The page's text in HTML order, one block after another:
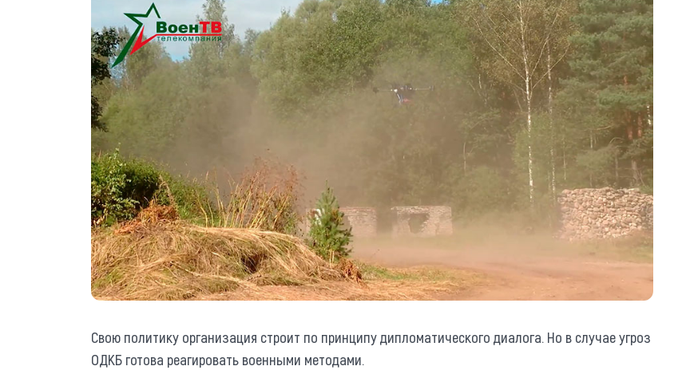
Свою политику организация строит по принципу дипломатического диалога. Но в случае угроз
ОДКБ готова реагировать военными методами.